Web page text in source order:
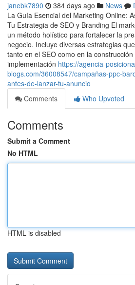
janebk7890 384 days ago News
La Guía Esencial del Marketing Online:
Tu Estrategia de SEO y Branding El
un método holístico para fortalecer la
negocio. Incluye diversas estrategias
tanto en el SEO como en la
implementación https://agencia-
blogs.com/36008547/campañas-ppc-
antes-de-lanzar-tu-anuncio
Comments
Who Upvoted
Comments
Submit a Comment
No HTML
HTML is disabled